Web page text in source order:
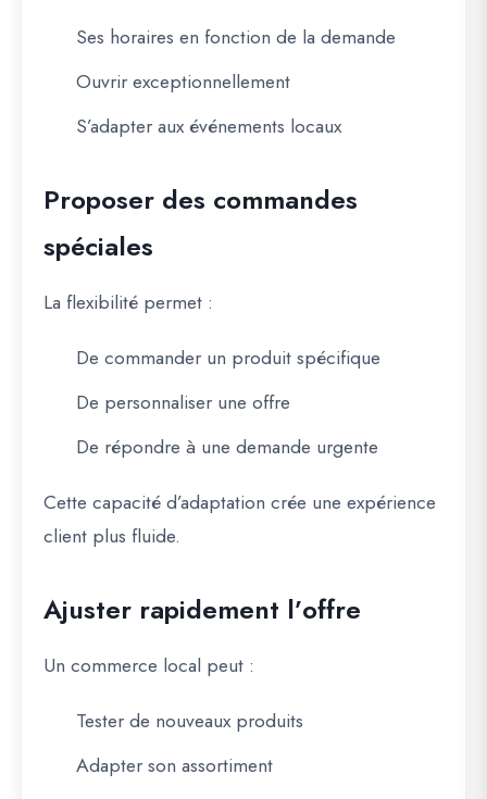
Ses horaires en fonction de la demande
Ouvrir exceptionnellement
S’adapter aux événements locaux
Proposer des commandes
spéciales
La flexibilité permet :
De commander un produit spécifique
De personnaliser une offre
De répondre à une demande urgente
Cette capacité d’adaptation crée une expérience
client plus fluide.
Ajuster rapidement l’offre
Un commerce local peut :
Tester de nouveaux produits
Adapter son assortiment